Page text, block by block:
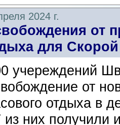
2024 г.
от
для
учереждений
от
отдыха в
из них получили